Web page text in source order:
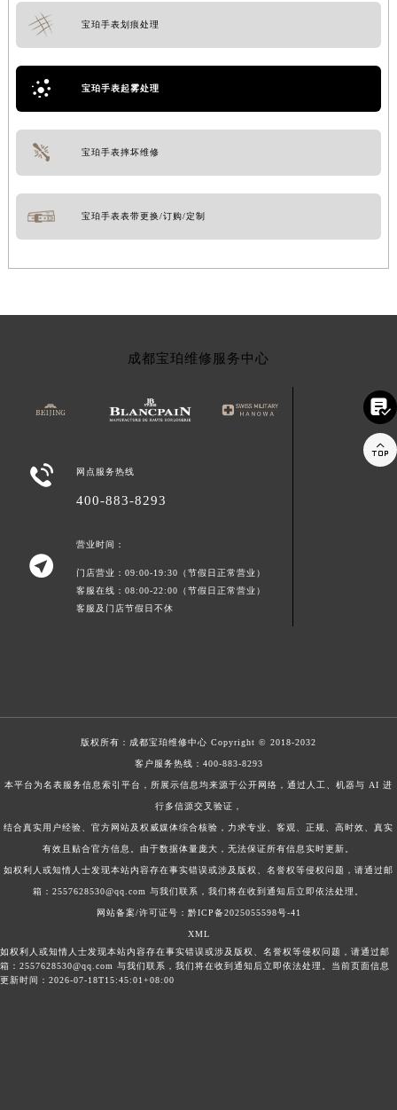
宝珀手表划痕处理
宝珀手表起雾处理
宝珀手表摔坏维修
宝珀手表表带更换/订购/定制
成都宝珀维修服务中心
 网点服务热线
400-883-8293

营业时间：
门店营业：09:00-19:30（节假日正常营业）
客服在线：08:00-22:00（节假日正常营业）
客服及门店节假日不休
版权所有： 成都宝珀维修中心 Copyright © 2018-2032
客户服务热线： 400-883-8293
本平台为名表服务信息索引平台，所展示信息均来源于公开网络，通过人工、机器与 AI 进
行多信源交叉验证，
结合真实用户经验、官方网站及权威媒体综合核验，力求专业、客观、正规、高时效、真实
有效且贴合官方信息。由于数据体量庞大，无法保证所有信息实时更新。
如权利人或知情人士发现本站内容存在事实错误或涉及版权、名誉权等侵权问题，请通过邮
箱：2557628530@qq.com 与我们联系，我们将在收到通知后立即依法处理。
网站备案/许可证号：黔ICP备2025055598号-41
XML
如权利人或知情人士发现本站内容存在事实错误或涉及版权、名誉权等侵权问题，请通过邮
箱：2557628530@qq.com 与我们联系，我们将在收到通知后立即依法处理。当前页面信息
更新时间：2026-07-18T15:45:01+08:00

